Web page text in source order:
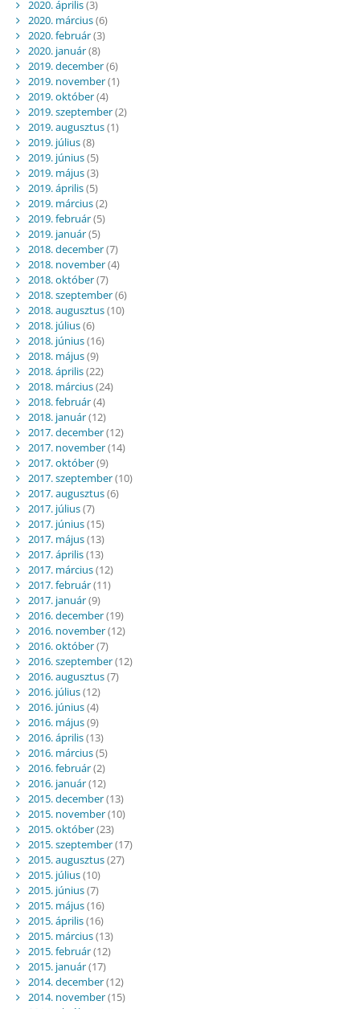
2020. április(3)
2020. március(6)
2020. február(3)
2020. január(8)
2019. december(6)
2019. november(1)
2019. október(4)
2019. szeptember(2)
2019. augusztus(1)
2019. július(8)
2019. június(5)
2019. május(3)
2019. április(5)
2019. március(2)
2019. február(5)
2019. január(5)
2018. december(7)
2018. november(4)
2018. október(7)
2018. szeptember(6)
2018. augusztus(10)
2018. július(6)
2018. június(16)
2018. május(9)
2018. április(22)
2018. március(24)
2018. február(4)
2018. január(12)
2017. december(12)
2017. november(14)
2017. október(9)
2017. szeptember(10)
2017. augusztus(6)
2017. július(7)
2017. június(15)
2017. május(13)
2017. április(13)
2017. március(12)
2017. február(11)
2017. január(9)
2016. december(19)
2016. november(12)
2016. október(7)
2016. szeptember(12)
2016. augusztus(7)
2016. július(12)
2016. június(4)
2016. május(9)
2016. április(13)
2016. március(5)
2016. február(2)
2016. január(12)
2015. december(13)
2015. november(10)
2015. október(23)
2015. szeptember(17)
2015. augusztus(27)
2015. július(10)
2015. június(7)
2015. május(16)
2015. április(16)
2015. március(13)
2015. február(12)
2015. január(17)
2014. december(12)
2014. november(15)